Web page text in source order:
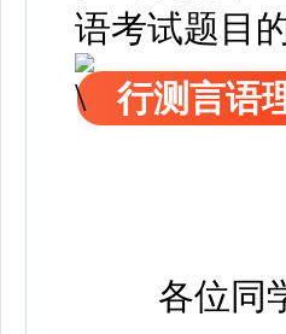
语考试题目
行测言语
各位同学